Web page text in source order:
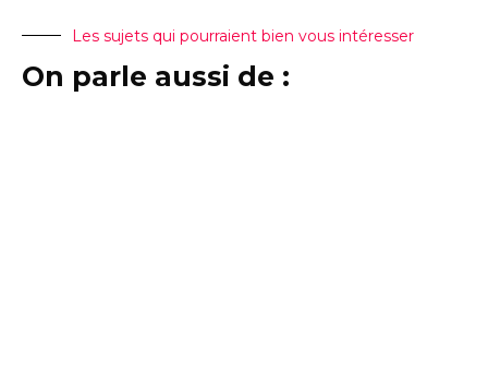
Les sujets qui pourraient bien vous intéresser
On parle aussi de :